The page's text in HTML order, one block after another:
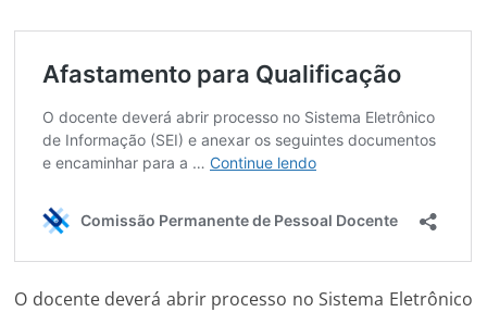
O docente deverá abrir processo no Sistema Eletrônico